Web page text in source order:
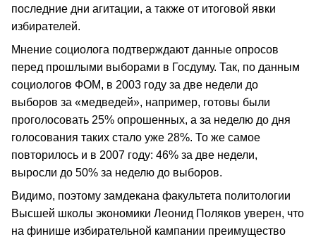
последние дни агитации, а также от итоговой явки
избирателей.
Мнение социолога подтверждают данные опросов
перед прошлыми выборами в Госдуму. Так, по данным
социологов ФОМ, в 2003 году за две недели до
выборов за «медведей», например, готовы были
проголосовать 25% опрошенных, а за неделю до дня
голосования таких стало уже 28%. То же самое
повторилось и в 2007 году: 46% за две недели,
выросли до 50% за неделю до выборов.
Видимо, поэтому замдекана факультета политологии
Высшей школы экономики Леонид Поляков уверен, что
на финише избирательной кампании преимущество